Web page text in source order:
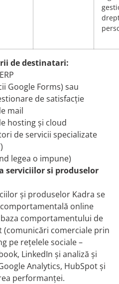
de destinatari:
Google Forms) sau
de satisfacție
mail
hosting și cloud
de servicii specializate
legea o impune)
serviciilor si produselor
și produselor Kadra se
online
comportamentului de
(comunicări comerciale prin
pe rețelele sociale –
LinkedIn și analiză și
Analytics, HubSpot și
performanței.